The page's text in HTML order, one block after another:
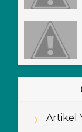
Artikel